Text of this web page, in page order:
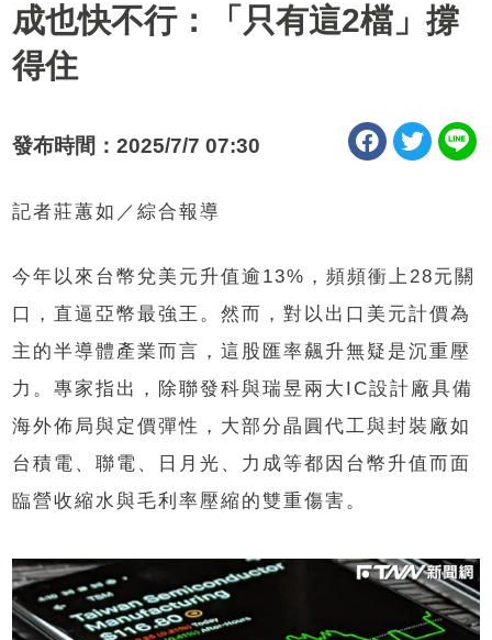
成也快不行：「只有這2檔」撐
得住
發布時間：2025/7/7 07:30
記者莊蕙如／綜合報導
今年以來台幣兌美元升值逾13%，頻頻衝上28元關
口，直逼亞幣最強王。然而，對以出口美元計價為
主的半導體產業而言，這股匯率飆升無疑是沉重壓
力。專家指出，除聯發科與瑞昱兩大IC設計廠具備
海外佈局與定價彈性，大部分晶圓代工與封裝廠如
台積電、聯電、日月光、力成等都因台幣升值而面
臨營收縮水與毛利率壓縮的雙重傷害。